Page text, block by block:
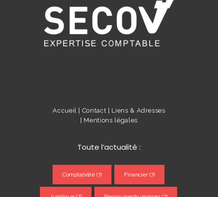
Accueil | Contact | Liens & Adresses
| Mentions légales
Toute l’actualité :
Comptabilité(7) Financier(7)